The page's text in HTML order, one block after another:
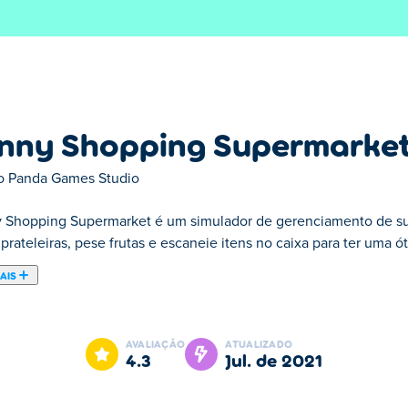
Shopping
Panda Games Studio
Shopping Supermarket é um simulador de gerenciamento de
pese frutas e escaneie itens no caixa para ter uma
jogo de compras criado pela Go Panda Games. Temos uma
de carpintaria e muito mais! Simplesmente pegue os
caixa para pagar antes de sair do supermercado!
AVALIAÇÃO
4.3
ATUALIZADO
jul. de 2021